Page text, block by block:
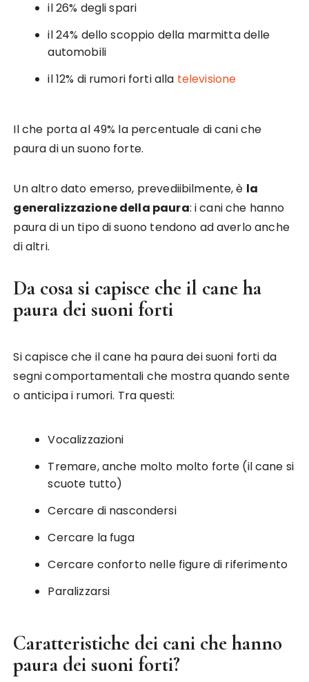
il 26% degli spari
il 24% dello scoppio della marmitta delle
automobili
il 12% di rumori forti alla televisione
Il che porta al 49% la percentuale di cani che
paura di un suono forte.
Un altro dato emerso, prevediibilmente, è la
generalizzazione della paura: i cani che hanno
paura di un tipo di suono tendono ad averlo anche
di altri.
Da cosa si capisce che il cane ha
paura dei suoni forti
Si capisce che il cane ha paura dei suoni forti da
segni comportamentali che mostra quando sente
o anticipa i rumori. Tra questi:
Vocalizzazioni
Tremare, anche molto molto forte (il cane si
scuote tutto)
Cercare di nascondersi
Cercare la fuga
Cercare conforto nelle figure di riferimento
Paralizzarsi
Caratteristiche dei cani che hanno
paura dei suoni forti?